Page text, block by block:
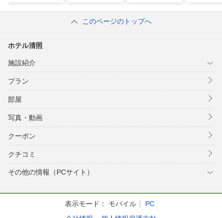
このページのトップへ
ホテル清照
施設紹介
プラン
部屋
写真・動画
クーポン
クチコミ
その他の情報（PCサイト）
表示モード： モバイル
PC